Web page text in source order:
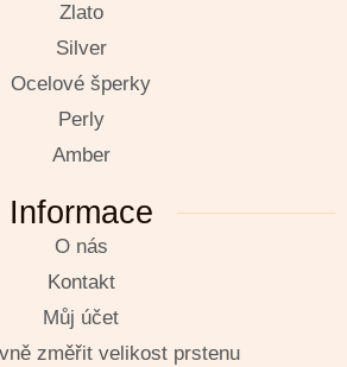
Zlato
Silver
Ocelové šperky
Perly
Amber
Informace
O nás
Kontakt
Můj účet
změřit velikost prstenu